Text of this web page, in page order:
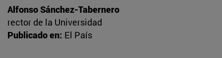
Alfonso Sánchez-Tabernero
rector de la Universidad
Publicado en: El País